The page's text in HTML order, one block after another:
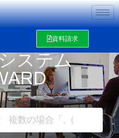
資料請求
システム